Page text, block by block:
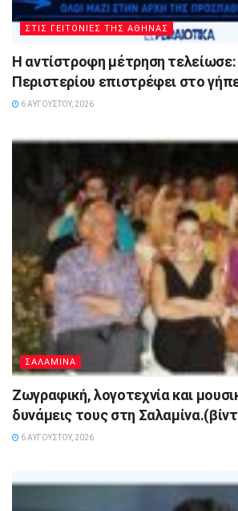
ΣΤΙΣ ΓΕΙΤΟΝΙΕΣ ΤΗΣ ΑΘΗΝΑΣ
Η αντίστροφη μέτρηση
Περιστερίου επιστρέφει στο
6 ΑΥΓΟΎΣΤΟΥ, 2026
ΣΑΛΑΜΙΝΑ
Ζωγραφική, λογοτεχνία και
δυνάμεις τους στη
6 ΑΥΓΟΎΣΤΟΥ, 2026